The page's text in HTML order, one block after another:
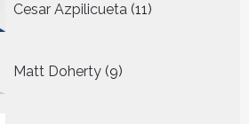
Cesar Azpilicueta 11
producten
Matt Doherty 9
producten